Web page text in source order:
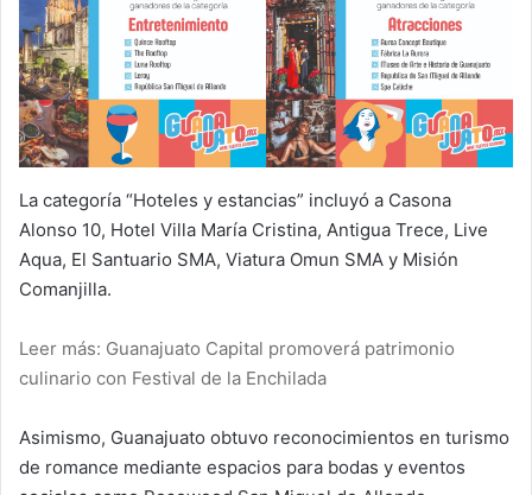
La categoría “Hoteles y estancias” incluyó a Casona
Alonso 10, Hotel Villa María Cristina, Antigua Trece, Live
Aqua, El Santuario SMA, Viatura Omun SMA y Misión
Comanjilla.
Leer más: Guanajuato Capital promoverá patrimonio
culinario con Festival de la Enchilada
Asimismo, Guanajuato obtuvo reconocimientos en turismo
de romance mediante espacios para bodas y eventos